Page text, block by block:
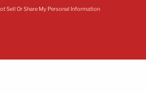
Sell Or Share My Personal Information